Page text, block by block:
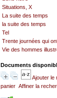
Situations, X
La suite des temps
la suite des temps
Tel
Trente journées qui
Vie des hommes
Documents
Ajouter le
panier Affiner la